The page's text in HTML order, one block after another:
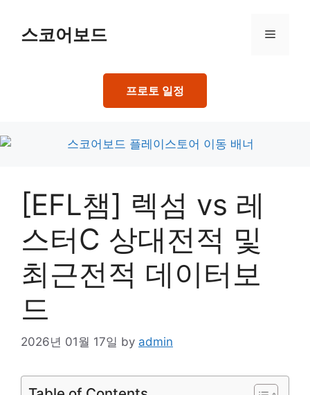
content스코어보드 Menu
프로토 일정
[EFL챔] 렉섬 vs 레
스터C 상대전적 및
최근전적 데이터보
드
2026년 01월 17일 by admin